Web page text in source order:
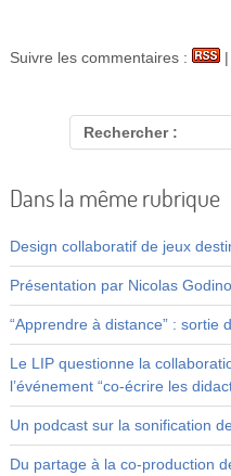
Suivre les commentaires : |
Rechercher :
Dans la même rubrique
Design collaboratif de jeux
Présentation par Nicolas
“Apprendre à distance” : sortie
Le LIP questionne la
l’événement “co-écrire les
Un podcast sur la sonification
Du partage à la co-production